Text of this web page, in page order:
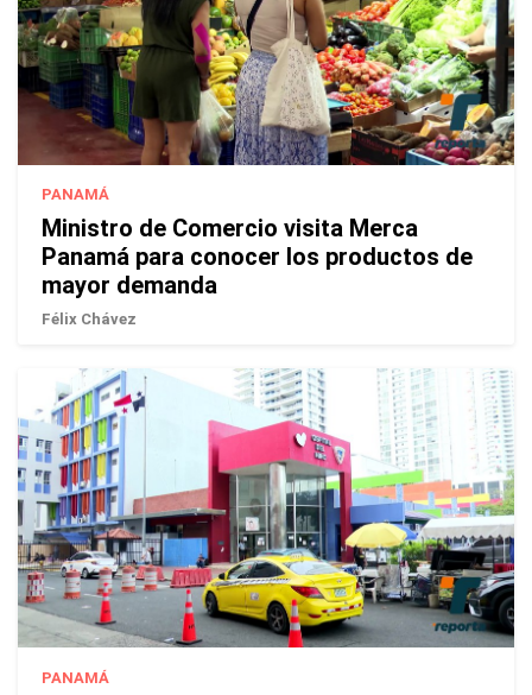
PANAMÁ
Ministro de Comercio visita Merca
Panamá para conocer los productos de
mayor demanda
Félix Chávez
PANAMÁ